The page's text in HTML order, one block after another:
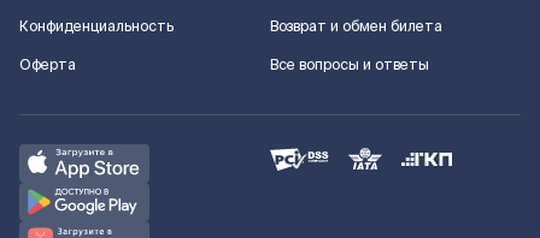
Конфиденциальность
Оферта
Возврат и обмен билета
Все вопросы и ответы